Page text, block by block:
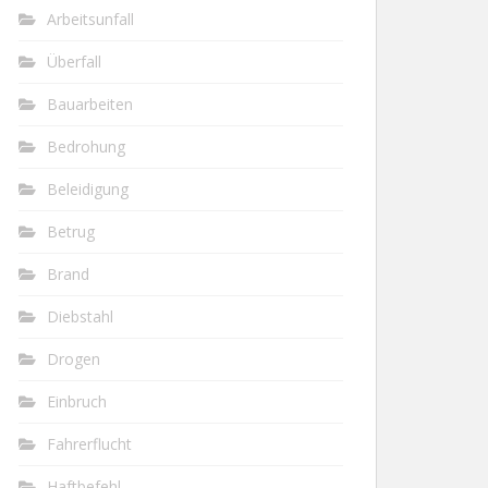
Arbeitsunfall
Überfall
Bauarbeiten
Bedrohung
Beleidigung
Betrug
Brand
Diebstahl
Drogen
Einbruch
Fahrerflucht